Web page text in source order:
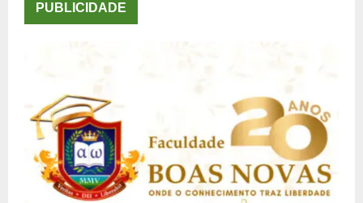
PUBLICIDADE